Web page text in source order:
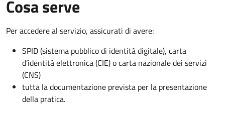
Cosa serve
Per accedere al servizio, assicurati di avere:
SPID (sistema pubblico di identità digitale), carta
d’identità elettronica (CIE) o carta nazionale dei servizi
(CNS)
tutta la documentazione prevista per la presentazione
della pratica.